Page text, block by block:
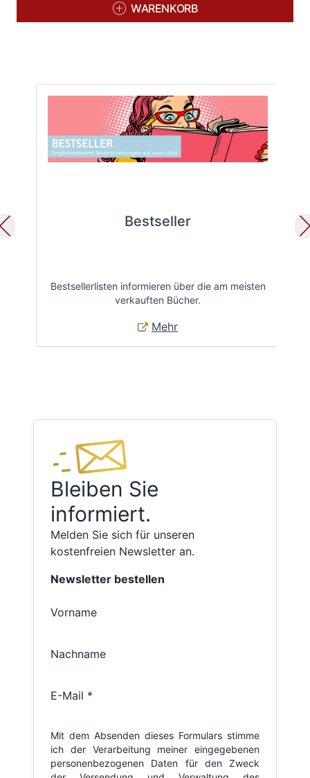
WARENKORB
Bestseller
Bestsellerlisten informieren über die am meisten
verkauften Bücher.
Mehr
Bleiben Sie
informiert.
Melden Sie sich für unseren
kostenfreien Newsletter an.